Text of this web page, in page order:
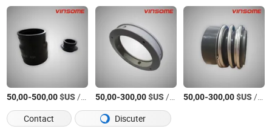
50,00-500,00$US/Pièce 50,00-300,00$US/Pièce 50,00-300,00$US/Pièce
Contact
Discuter